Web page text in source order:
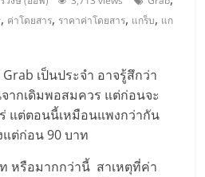
, ค่าโดยสาร, ราคาค่าโดยสาร, แกร็บ, แก
เป็นประจำ อาจรู้สึกว่า
ากเดิมพอสมควร แต่ก่อนจะ
แต่ตอนนี้เหมือนแพงกว่ากัน
ต่ก่อน 90 บาท
หรือมากกว่านี้ สาเหตุที่ค่า